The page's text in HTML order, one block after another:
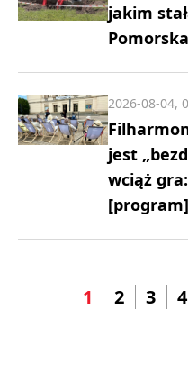
jakim
jest
wciąż
[program]
2026-08-04,
1 2 3 4